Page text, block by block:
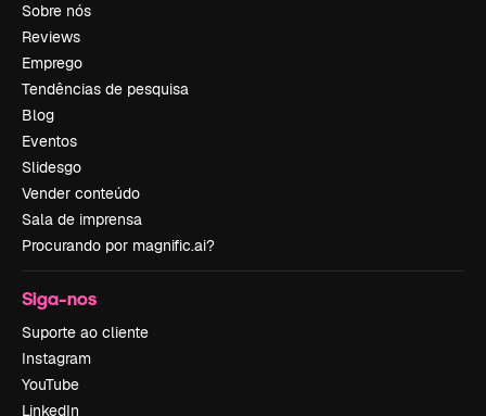
Sobre nós
Reviews
Emprego
Tendências de pesquisa
Blog
Eventos
Slidesgo
Vender conteúdo
Sala de imprensa
Procurando por magnific.ai?
Siga-nos
Suporte ao cliente
Instagram
YouTube
LinkedIn